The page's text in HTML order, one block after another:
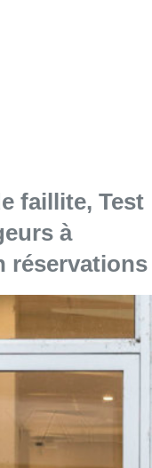
faillite, Test
à
réservations